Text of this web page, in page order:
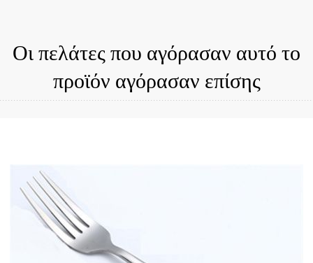
Οι πελάτες που αγόρασαν αυτό το
προϊόν αγόρασαν επίσης